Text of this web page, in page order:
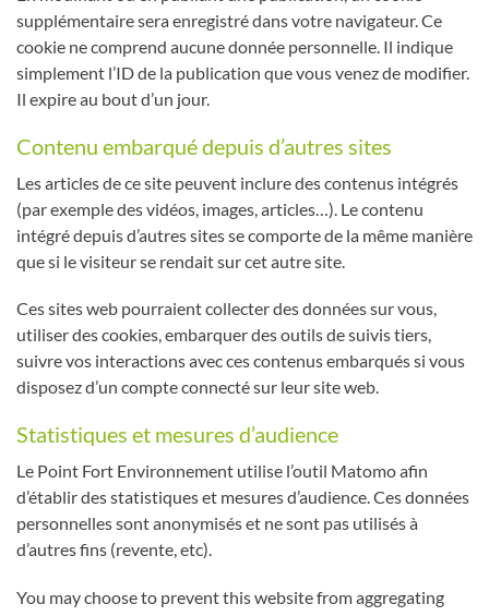
supplémentaire sera enregistré dans votre navigateur. Ce
cookie ne comprend aucune donnée personnelle. Il indique
simplement l’ID de la publication que vous venez de modifier.
Il expire au bout d’un jour.
Contenu embarqué depuis d’autres sites
Les articles de ce site peuvent inclure des contenus intégrés
(par exemple des vidéos, images, articles…). Le contenu
intégré depuis d’autres sites se comporte de la même manière
que si le visiteur se rendait sur cet autre site.
Ces sites web pourraient collecter des données sur vous,
utiliser des cookies, embarquer des outils de suivis tiers,
suivre vos interactions avec ces contenus embarqués si vous
disposez d’un compte connecté sur leur site web.
Statistiques et mesures d’audience
Le Point Fort Environnement utilise l’outil Matomo afin
d’établir des statistiques et mesures d’audience. Ces données
personnelles sont anonymisés et ne sont pas utilisés à
d’autres fins (revente, etc).
You may choose to prevent this website from aggregating